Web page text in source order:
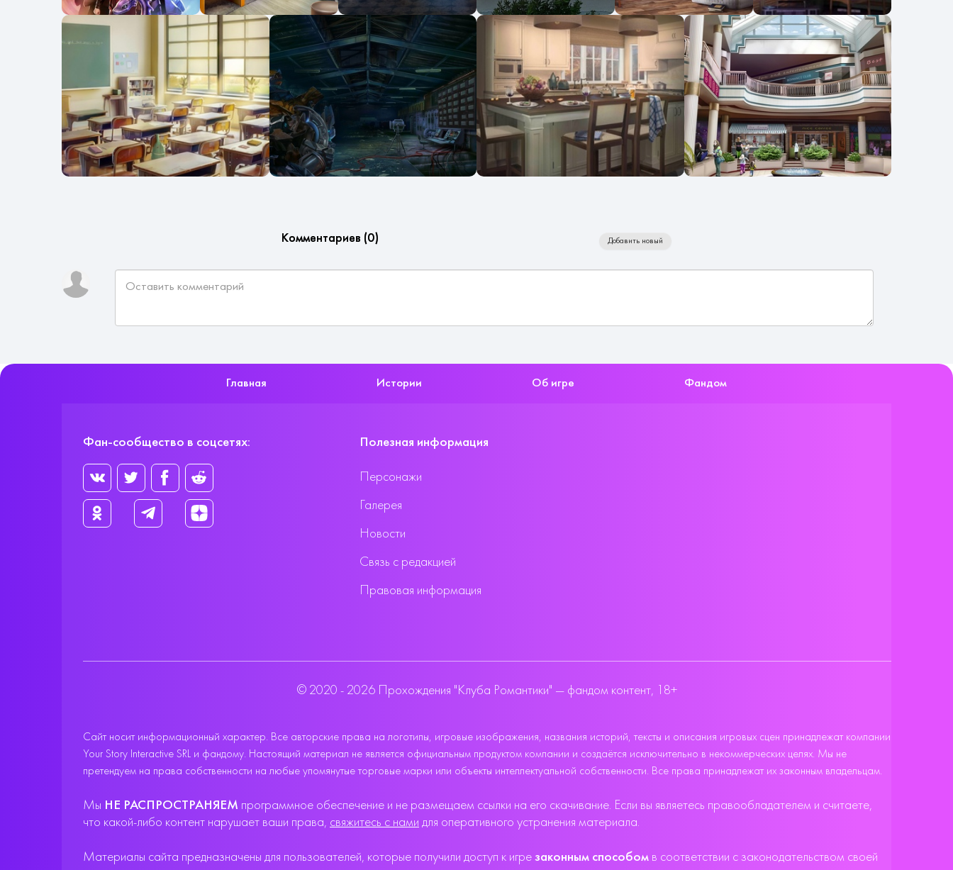
Комментариев (0) Добавить новый
Главная Истории Об игре Фандом
Фан-сообщество в соцсетях: Полезная информация
Персонажи
Галерея
Новости
Связь с редакцией
Правовая информация
© 2020 - 2026 Прохождения "Клуба Романтики" — фандом контент, 18+
Сайт носит информационный характер. Все авторские права на логотипы, игровые изображения, названия историй, тексты и описания игровых сцен принадлежат компании
Your Story Interactive SRL и фандому. Настоящий материал не является официальным продуктом компании и создаётся исключительно в некоммерческих целях. Мы не
претендуем на права собственности на любые упомянутые торговые марки или объекты интеллектуальной собственности. Все права принадлежат их законным владельцам.
Мы НЕ РАСПРОСТРАНЯЕМ программное обеспечение и не размещаем ссылки на его скачивание. Если вы являетесь правообладателем и считаете,
что какой-либо контент нарушает ваши права, свяжитесь с нами для оперативного устранения материала.
Материалы сайта предназначены для пользователей, которые получили доступ к игре законным способом в соответствии с законодательством своей